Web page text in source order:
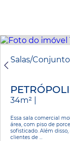
Salas/
34m² |
Essa sala comercial
área, com piso de
sofisticado. Além
clientes de ...